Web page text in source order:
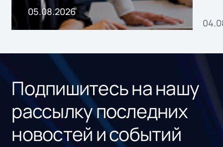
05.08.2026
Подпишитесь на нашу
рассылку последних
новостей и событий